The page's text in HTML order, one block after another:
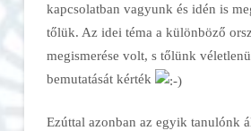
kapcsolatban vagyunk és idén is
tőlük. Az idei téma a különböző
megismerése volt, s tőlünk
bemutatását kérték
Ezúttal azonban az egyik tanulónk